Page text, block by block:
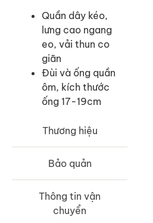
Thương hiệu
Bảo quản
Thông tin vận
chuyển
Quần dây kéo,
lưng cao ngang
eo, vải thun co
giãn
Đùi và ống quần
ôm, kích thước
ống 17-19cm